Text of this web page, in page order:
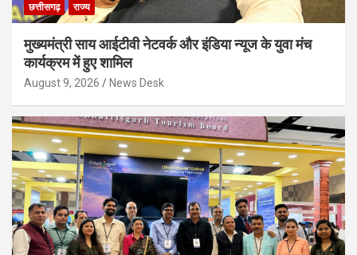
छत्तीसगढ़ राज्य
मुख्यमंत्री साय आईटीवी नेटवर्क और इंडिया न्यूज के युवा मंच
कार्यक्रम में हुए शामिल
August 9, 2026 News Desk